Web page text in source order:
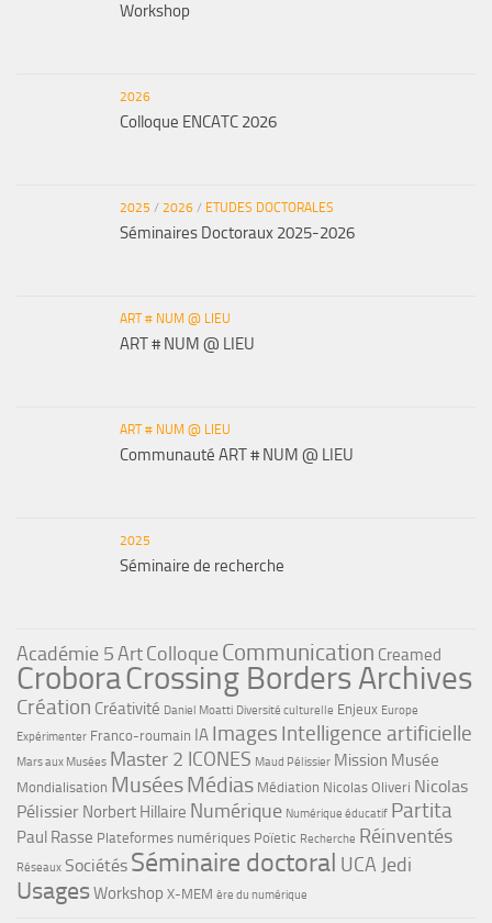
Workshop
2026
Colloque ENCATC 2026
2025 / 2026 / ETUDES DOCTORALES
Séminaires Doctoraux 2025-2026
ART # NUM @ LIEU
ART # NUM @ LIEU
ART # NUM @ LIEU
Communauté ART # NUM @ LIEU
2025
Séminaire de recherche
Académie 5ArtColloqueCommunication Creamed
CroboraCrossing Borders Archives
Création Créativité Daniel Moatti Diversité culturelle Enjeux Europe
Expérimenter Franco-roumain IA Images Intelligence artificielle
Mars aux Musées Master 2 ICONES Maud Pélissier Mission Musée
Mondialisation MuséesMédias Médiation Nicolas Oliveri Nicolas
Pélissier Norbert Hillaire Numérique Numérique éducatif Partita
Paul Rasse Plateformes numériques Poïetic Recherche Réinventés
Réseaux Sociétés Séminaire doctoral UCA Jedi
UsagesWorkshop X-MEM ère du numérique